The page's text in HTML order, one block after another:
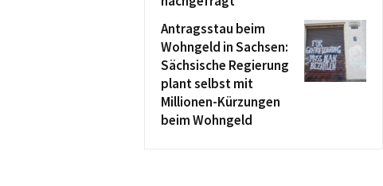
Antragsstau beim
Wohngeld in Sachsen:
Sächsische Regierung
plant selbst mit
Millionen-Kürzungen
beim Wohngeld